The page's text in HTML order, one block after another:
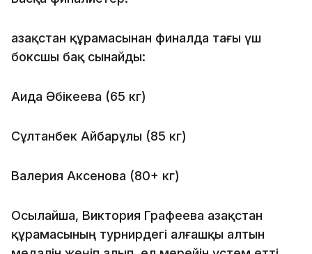
Қазақстан құрамасынан финалда тағы үш
боксшы бақ сынайды:
Аида Әбікеева (65 кг)
Сұлтанбек Айбарұлы (85 кг)
Валерия Аксенова (80+ кг)
Осылайша, Виктория Графеева Қазақстан
құрамасының турнирдегі алғашқы алтын